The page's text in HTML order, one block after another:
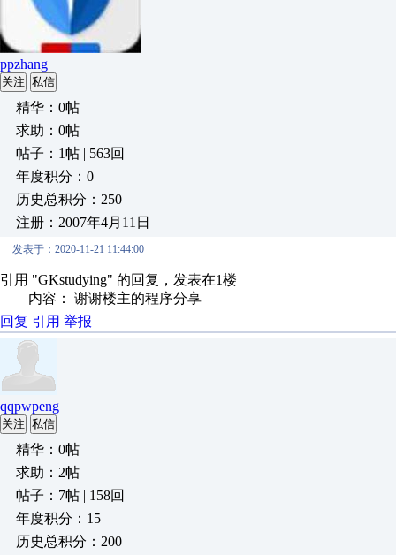
ppzhang
关注 私信
精华：0帖
求助：0帖
帖子：1帖 | 563回
年度积分：0
历史总积分：250
注册：2007年4月11日
发表于：2020-11-21 11:44:00
引用 "GKstudying" 的回复，发表在1楼
内容： 谢谢楼主的程序分享
回复 引用 举报
qqpwpeng
关注 私信
精华：0帖
求助：2帖
帖子：7帖 | 158回
年度积分：15
历史总积分：200